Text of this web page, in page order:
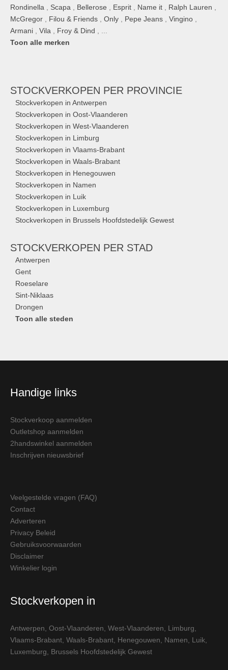
Rondinella
Scapa Bellerose Esprit Name it Ralph Lauren
McGregor
Filou & Friends Only Pepe Jeans Vingino
Armani
Vila Froy & Dind
Toon alle merken
STOCKVERKOPEN PER PROVINCIE
Stockverkopen in Antwerpen
Stockverkopen in Oost-Vlaanderen
Stockverkopen in West-Vlaanderen
Stockverkopen in Limburg
Stockverkopen in Vlaams-Brabant
Stockverkopen in Waals-Brabant
Stockverkopen in Henegouwen
Stockverkopen in Namen
Stockverkopen in Luik
Stockverkopen in Luxemburg
Stockverkopen in Brussels Hoofdstedelijk Gewest
STOCKVERKOPEN PER STAD
Antwerpen
Gent
Roeselare
Sint-Niklaas
Drongen
Toon alle steden
Handige links
Stockverkoop aanmelden
Outletshop aanmelden
2handswinkel aanmelden
Inschrijven nieuwsbrief
Veelgestelde vragen (FAQ)
Contact
Adverteren
Privacy Beleid
Gebruiksvoorwaarden
Disclaimer
Winkelier login
Stockverkopen in
Antwerpen Oost-Vlaanderen West-Vlaanderen Limburg
Vlaams-Brabant Waals-Brabant Henegouwen Namen Luik
Luxemburg
Brussels Hoofdstedelijk Gewest